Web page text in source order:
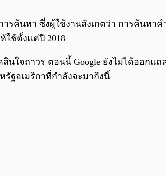
ค้นหา ซึ่งผู้ใช้งานสังเกตว่า การค้นหาค
ใช้ตั้งแต่ปี 2018
ใจถาวร ตอนนี้ Google ยังไม่ได้ออกแถ
รัฐอเมริกาที่กำลังจะมาถึงนี้